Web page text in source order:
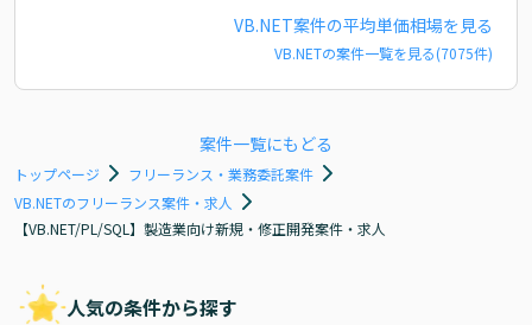
VB.NET案件の平均単価相場を見る
VB.NETの案件一覧を見る(7075件)
案件一覧にもどる
トップページ
フリーランス・業務委託案件
VB.NETのフリーランス案件・求人
【VB.NET/PL/SQL】製造業向け新規・修正開発案件・求人
人気の条件から探す